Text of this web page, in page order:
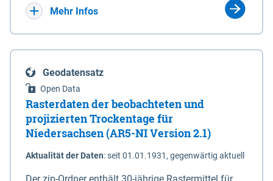
die Deichbehörde durch Verordnung ausspricht.
laufenden Monitoringjahr.
Mehr Infos
Geodatensatz
Open Data
Rasterdaten der beobachteten und
projizierten Trockentage für
Niedersachsen (AR5-NI Version 2.1)
Aktualität der Daten:seit 01.01.1931, gegenwärtig aktuell